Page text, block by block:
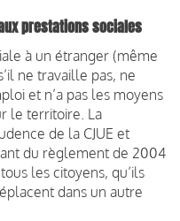
prestations sociales
à un étranger (même
ne travaille pas, ne
et n’a pas les moyens
le territoire. La
de la CJUE et
du règlement de 2004
les citoyens, qu’ils
dans un autre